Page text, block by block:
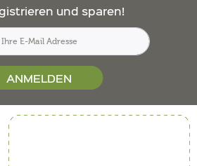
und sparen!
ANMELDEN